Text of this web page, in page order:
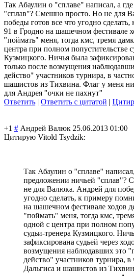
Так Абаулин о "сплаве" написал, а
"сплав"? Смешно просто. Но не для
победы готов все что угодно
91 в Гродно на шашечном фестивале
"поймать" меня, тогда кмс, тремя
центра при полном попустительстве
Кузмицкого. Ничья была
только после возмущения
действо" участников турнира, в
шашистов из Тихвина. Флаг у меня
для Андрея "очки не пахнут"
Ответить | Ответить с цитатой |
+1 # Андрей Валюк 25.06.2013 01:00
Цитирую Vitold Tsydzik:
Так Абаулин о "сплаве"
предложении ничьей "сплав"?
не для Валюка. Андрей для
угодно сделать, к примеру
на шашечном фестивале ходов
"поймать" меня, тогда кмс,
одной с центра при полном
судьи-тренера Кузмицкого.
зафиксирована судьей через
возмущения наблюдавших это
действо" участников турнира, в
Дальгиса и шашистов из